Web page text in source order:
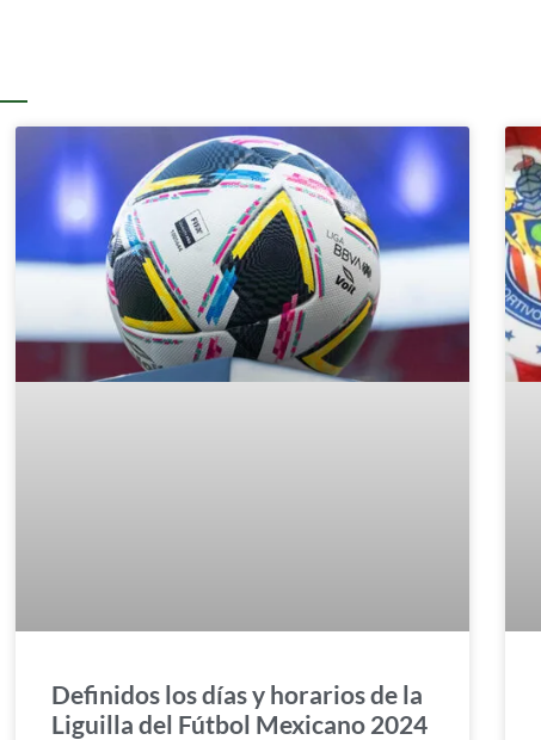
Definidos los días y horarios de la
Liguilla del Fútbol Mexicano 2024